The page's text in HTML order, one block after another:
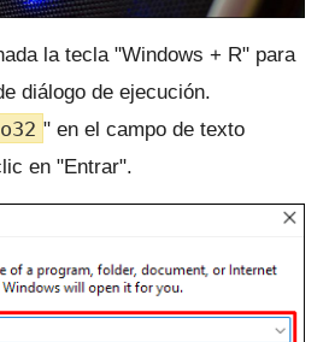
la tecla "Windows + R" para
diálogo de ejecución.
" en el campo de texto
en "Entrar".